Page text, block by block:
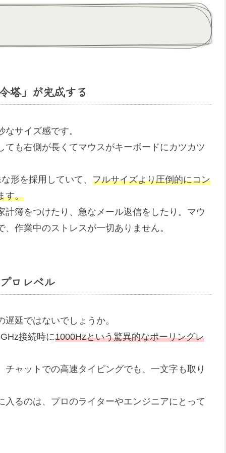
塔」が完成する
サイズ感です。
も右側が長くてマウスがキーボードにカツカツ
形を採用していて、 フルサイズより圧倒的にコン
す。
簿をつけたり、急なメール返信をしたり。マウ
作業中のストレスが一切ありません。
ロレベル
延ではないでしょうか。
接続時に1000Hzという驚異的なポーリングレ
ャットでの高速タイピングでも、一文字も取り
入るのは、プロのライターやエンジニアにとって